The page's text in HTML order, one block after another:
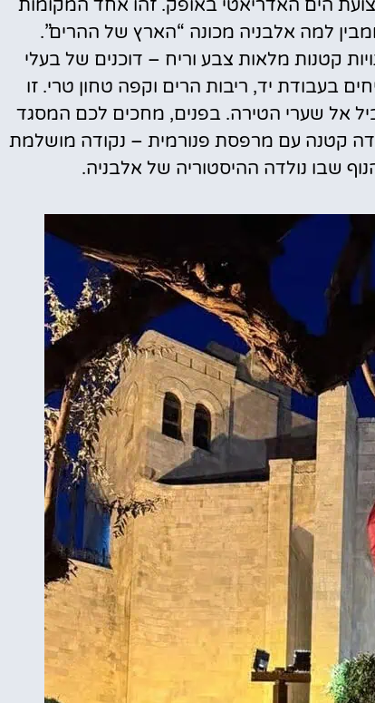
הים האדריאטי באופק. זהו אחד המקומות
למה אלבניה מכונה “הארץ של ההרים”.
קטנות מלאות צבע וריח – דוכנים של בעלי
בעבודת יד, ריבות הרים וקפה טחון טרי. זו
אל שערי הטירה. בפנים, מחכים לכם המסגד
קטנה עם מרפסת פנורמית – נקודה מושלמת
שבו נולדה ההיסטוריה של אלבניה.